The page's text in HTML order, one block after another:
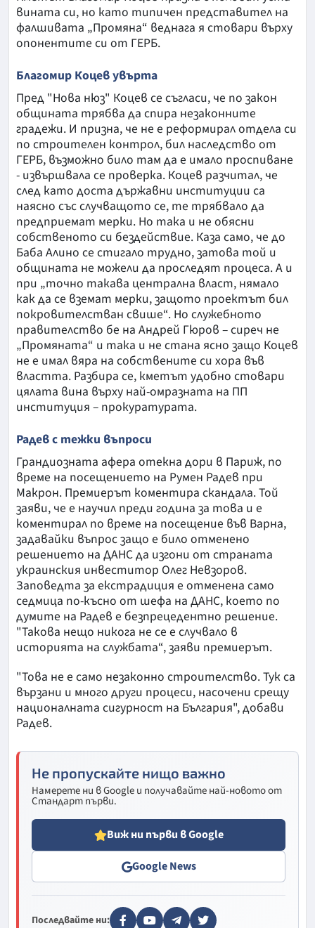
вината си, но като типичен представител на
фалшивата „Промяна“ веднага я стовари върху
опонентите си от ГЕРБ.
Благомир Коцев увърта
Пред "Нова нюз" Коцев се съгласи, че по закон
общината трябва да спира незаконните
градежи. И призна, че не е реформирал отдела си
по строителен контрол, бил наследство от
ГЕРБ, възможно било там да е имало проспиване
- извършвала се проверка. Коцев разчитал, че
след като доста държавни институции са
наясно със случващото се, те трябвало да
предприемат мерки. Но така и не обясни
собственото си бездействие. Каза само, че до
Баба Алино се стигало трудно, затова той и
общината не можели да проследят процеса. А и
при „точно такава централна власт, нямало
как да се вземат мерки, защото проектът бил
покровителстван свише“. Но служебното
правителство бе на Андрей Гюров – сиреч не
„Промяната“ и така и не стана ясно защо Коцев
не е имал вяра на собствените си хора във
властта. Разбира се, кметът удобно стовари
цялата вина върху най-омразната на ПП
институция – прокуратурата.
Радев с тежки въпроси
Грандиозната афера отекна дори в Париж, по
време на посещението на Румен Радев при
Макрон. Премиерът коментира скандала. Той
заяви, че е научил преди година за това и е
коментирал по време на посещение във Варна,
задавайки въпрос защо е било отменено
решението на ДАНС да изгони от страната
украинския инвеститор Олег Невзоров.
Заповедта за екстрадиция е отменена само
седмица по-късно от шефа на ДАНС, което по
думите на Радев е безпрецедентно решение.
"Такова нещо никога не се е случвало в
историята на службата“, заяви премиерът.
"Това не е само незаконно строителство. Тук са
вързани и много други процеси, насочени срещу
националната сигурност на България", добави
Радев.
Не пропускайте нищо важно
Намерете ни в Google и получавайте най-новото от
Стандарт първи.
Виж ни първи в Google
Google News
Последвайте ни: